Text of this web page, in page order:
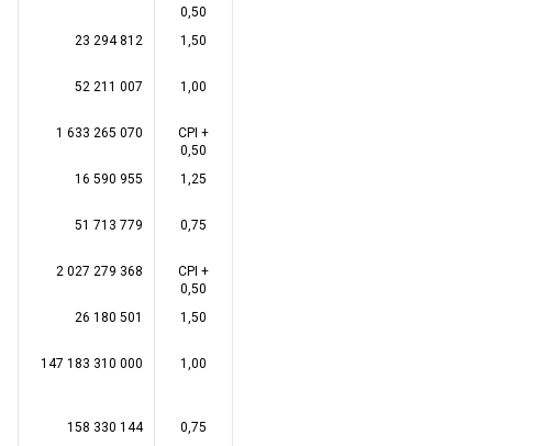
0,50
23 294 812 1,50
52 211 007 1,00
1 633 265 070
CPI +
0,50
16 590 955 1,25
51 713 779 0,75
2 027 279 368
CPI +
0,50
26 180 501 1,50
147 183 310 000 1,00
158 330 144 0,75